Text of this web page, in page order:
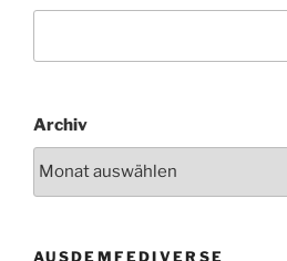
Archiv
AUSDEMFEDIVERSE